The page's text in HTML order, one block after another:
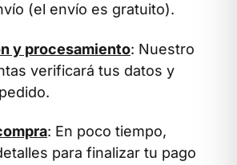
(el envío es gratuito).
y procesamiento: Nuestro
verificará tus datos y
: En poco tiempo,
para finalizar tu pago